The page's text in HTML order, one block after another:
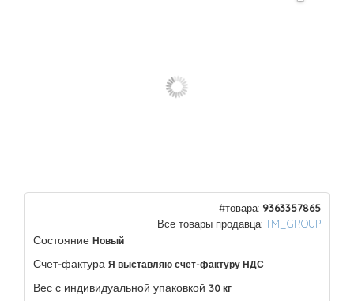
#товара: 9363357865
Все товары продавца: TM_GROUP
Состояние Новый
Счет-фактура Я выставляю счет-фактуру НДС
Вес с индивидуальной упаковкой 30 кг